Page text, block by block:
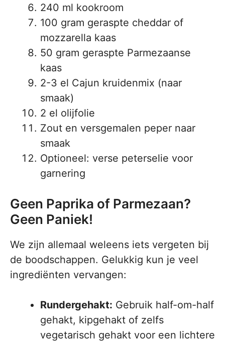
240 ml kookroom
100 gram geraspte cheddar of
mozzarella kaas
50 gram geraspte Parmezaanse
kaas
2-3 el Cajun kruidenmix (naar
smaak)
2 el olijfolie
Zout en versgemalen peper naar
smaak
Optioneel: verse peterselie voor
garnering
Geen Paprika of Parmezaan?
Geen Paniek!
We zijn allemaal weleens iets vergeten bij
de boodschappen. Gelukkig kun je veel
ingrediënten vervangen:
Rundergehakt: Gebruik half-om-half
gehakt, kipgehakt of zelfs
vegetarisch gehakt voor een lichtere